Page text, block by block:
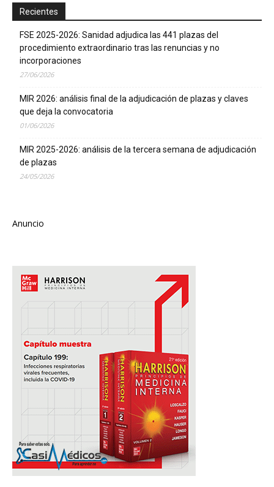
Recientes
FSE 2025-2026: Sanidad adjudica las 441 plazas del
procedimiento extraordinario tras las renuncias y no
incorporaciones
27/06/2026
MIR 2026: análisis final de la adjudicación de plazas y claves
que deja la convocatoria
01/06/2026
MIR 2025-2026: análisis de la tercera semana de adjudicación
de plazas
24/05/2026
Anuncio